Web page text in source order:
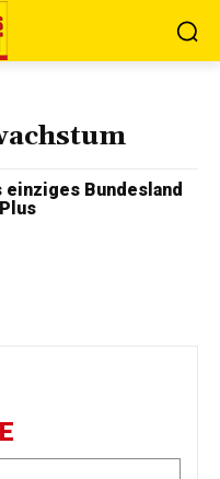
einziges Bundesland